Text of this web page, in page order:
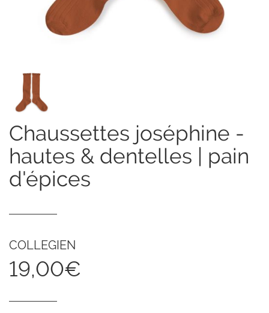
chaussettes joséphine -
hautes & dentelles | pain
d'épices
COLLEGIEN
19,00€